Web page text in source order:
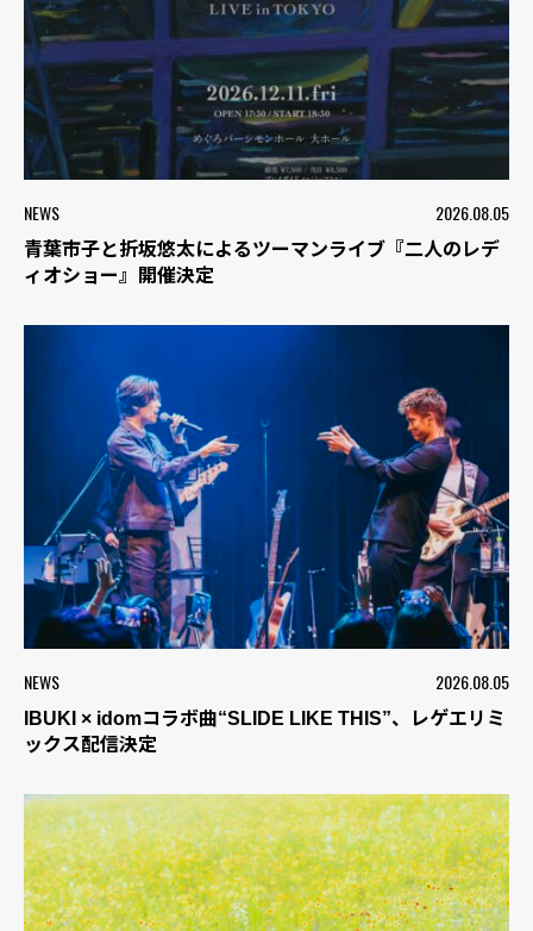
NEWS 2026.08.05
青葉市子と折坂悠太によるツーマンライブ『二人のレデ
ィオショー』開催決定
NEWS 2026.08.05
IBUKI × idomコラボ曲“SLIDE LIKE THIS”、レゲエリミ
ックス配信決定